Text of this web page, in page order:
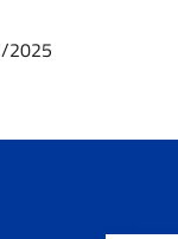
2025